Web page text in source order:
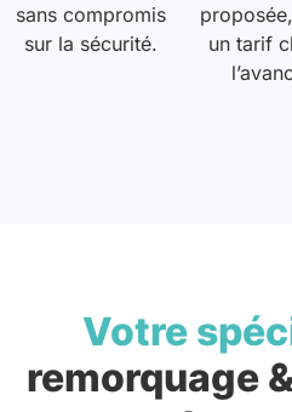
sans compromis
sur la sécurité.
un tarif
Votre
remorquage